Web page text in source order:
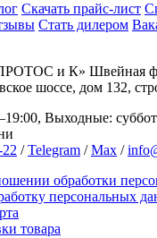
Скачать прайс-лист
Стать дилером
и К» Швейная
шоссе, дом 132,
Выходные:
/Telegram /Max /
обработки
персональных
товара